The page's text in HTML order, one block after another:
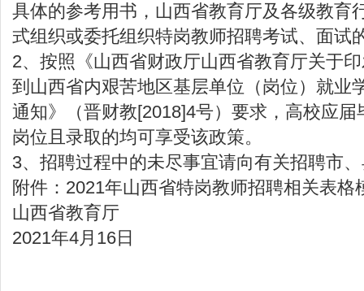
具体的参考用书，山西省教育厅及各级教育
式组织或委托组织特岗教师招聘考试、面试
2、按照《山西省财政厅山西省教育厅关于
到山西省内艰苦地区基层单位（岗位）就业
通知》（晋财教[2018]4号）要求，高校应
岗位且录取的均可享受该政策。
3、招聘过程中的未尽事宜请向有关招聘市
附件：2021年山西省特岗教师招聘相关表格
山西省教育厅
2021年4月16日